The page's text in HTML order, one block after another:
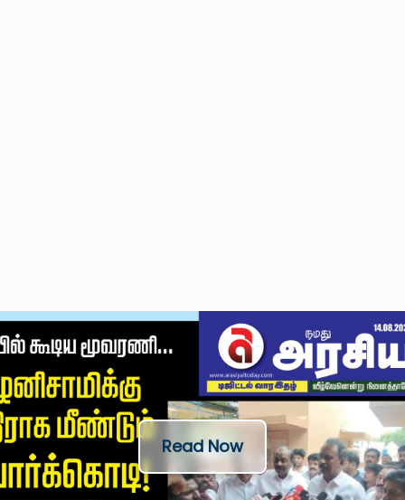
Read Now